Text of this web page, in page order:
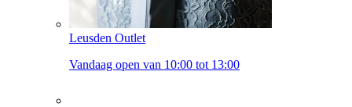
Leusden Outlet
Vandaag open van 10:00 tot 13:00